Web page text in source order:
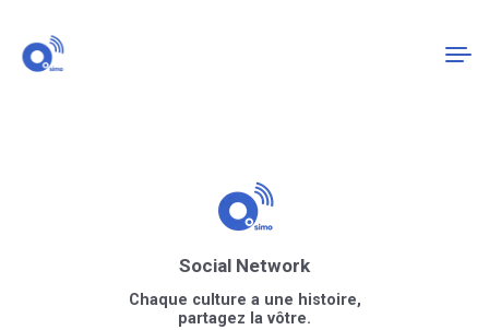
Social Network
Chaque culture a une histoire,
partagez la vôtre.